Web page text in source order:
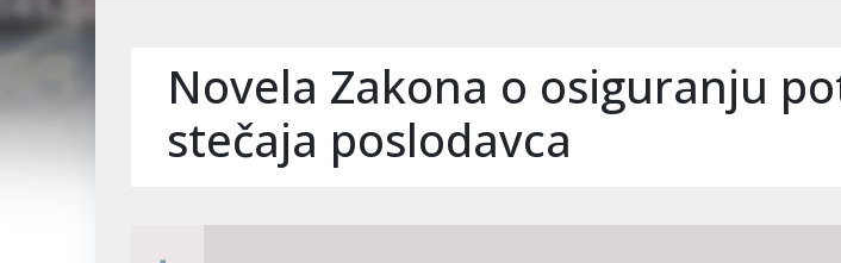
Novela Zakona o osiguranju
stečaja poslodavca